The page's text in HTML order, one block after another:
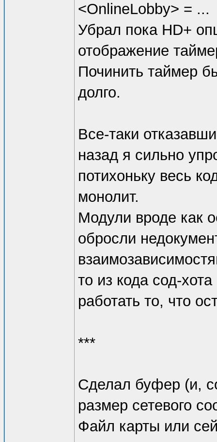
<OnlineLobby> = ...
Убрал пока HD+
отображение
Починить таймер
долго.
Все-таки
назад я сильно
потихоньку весь
монолит.
Модули вроде как
обросли
то из кода сод-
работать то, что
***
Сделал буфер (и,
размер сетевого
Файл карты или